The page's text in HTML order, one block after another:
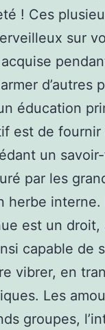
! Ces
sur
d’autres
éducation
est de
un
par les
herbe
est un
capable de
vibrer, en
Les
groupes,